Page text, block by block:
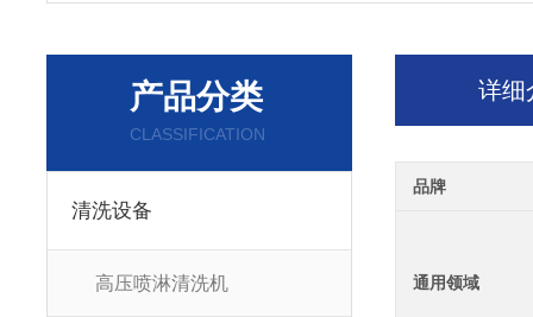
产品分类
CLASSIFICATION
清洗设备
高压喷淋清洗机
详细
品牌
通用领域